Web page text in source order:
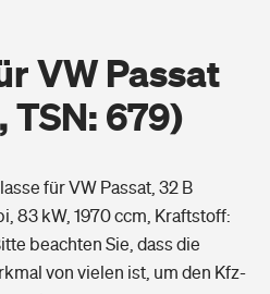
VW Passat
TSN: 679)
für VW Passat, 32 B
83 kW, 1970 ccm, Kraftstoff:
beachten Sie, dass die
von vielen ist, um den Kfz-